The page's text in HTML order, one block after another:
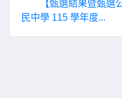
【甄選結果暨甄選
民中學 115 學年度...